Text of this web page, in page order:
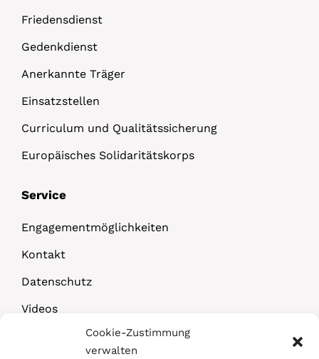
Cookie-Zustimmung
verwalten
Friedensdienst
Gedenkdienst
Anerkannte Träger
Einsatzstellen
Curriculum und Qualitätssicherung
Europäisches Solidaritätskorps
Service
Engagementmöglichkeiten
Kontakt
Datenschutz
Videos